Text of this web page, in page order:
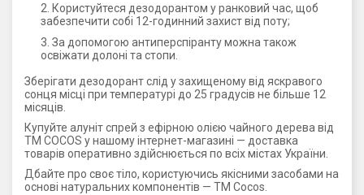
Користуйтеся дезодорантом у ранковий час, щоб
забезпечити собі 12-годинний захист від поту;
За допомогою антиперспіранту можна також
освіжати долоні та стопи.
Зберігати дезодорант слід у захищеному від яскравого
сонця місці при температурі до 25 градусів не більше 12
місяців.
Купуйте алуніт спрей з ефірною олією чайного дерева від
ТМ COCOS у нашому інтернет-магазині — доставка
товарів оперативно здійснюється по всіх містах України.
Дбайте про своє тіло, користуючись якісними засобами на
основі натуральних компонентів — ТМ Cocos.